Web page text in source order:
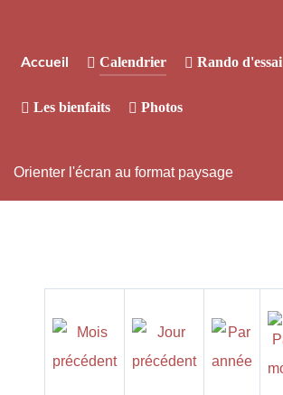
Accueil Calendrier Rando d'essai
Les bienfaits Photos
Orienter l'écran au format paysage